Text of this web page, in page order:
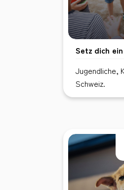
Setz dich
Jugendliche,
Schweiz.